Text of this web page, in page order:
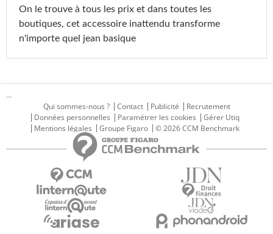
On le trouve à tous les prix et dans toutes les
boutiques, cet accessoire inattendu transforme
n'importe quel jean basique
...
Qui sommes-nous ?
Contact Publicité
Recrutement
Données personnelles
Paramétrer les cookies
Gérer Utiq
Mentions légales
Groupe Figaro © 2026 CCM Benchmark